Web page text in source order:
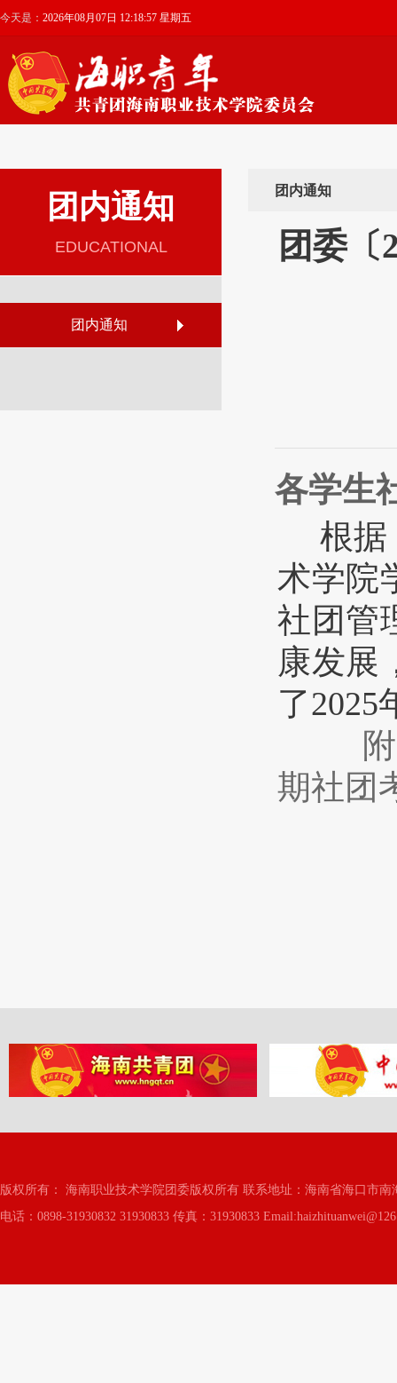
今天是： 2026年08月07日 12:18:57 星期五
团内通知
EDUCATIONAL
团内通知
团内通知
团委〔
各学生
根据
术学院
社团管
康发展
了2025
期社团
版权所有： 海南职业技术学院团委版权所有 联系地址：海南省海口市南
电话：0898-31930832 31930833 传真：31930833